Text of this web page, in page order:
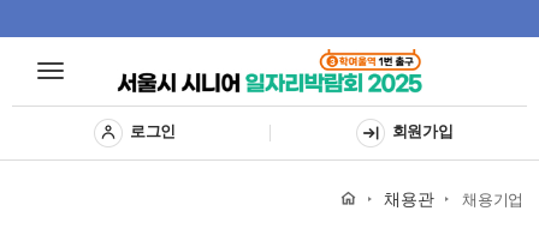
Toggle
navigation
로그인 회원가입
채용관 채용기업